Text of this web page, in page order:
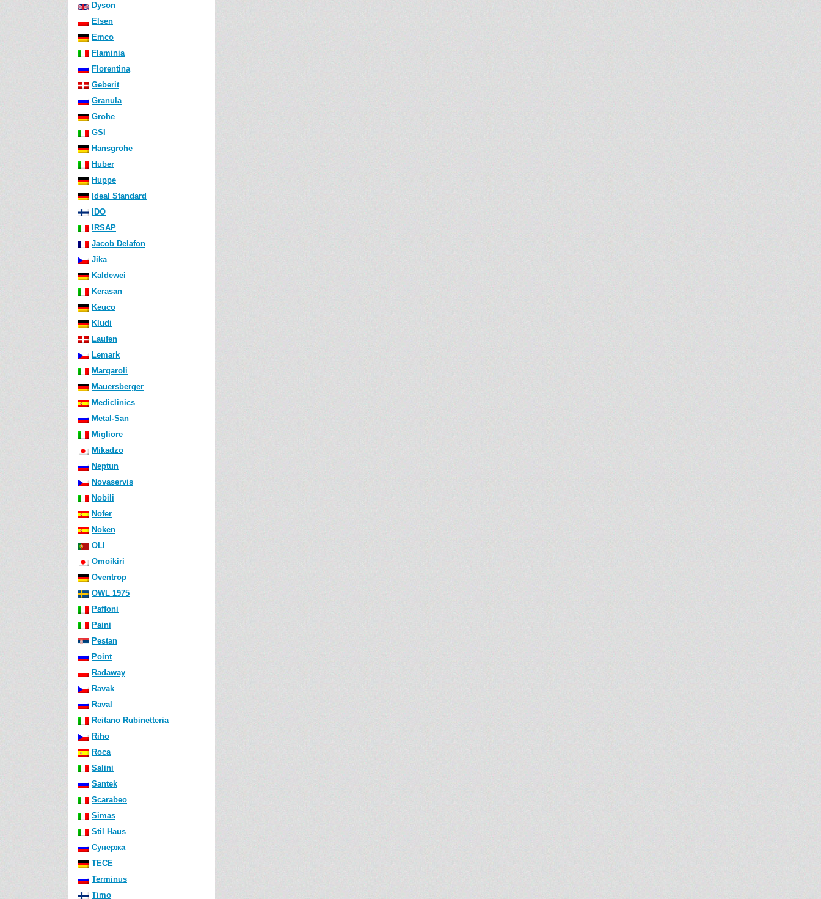
Dyson
Elsen
Emco
Flaminia
Florentina
Geberit
Granula
Grohe
GSI
Hansgrohe
Huber
Huppe
Ideal Standard
IDO
IRSAP
Jacob Delafon
Jika
Kaldewei
Kerasan
Keuco
Kludi
Laufen
Lemark
Margaroli
Mauersberger
Mediclinics
Metal-San
Migliore
Mikadzo
Neptun
Novaservis
Nobili
Nofer
Noken
OLI
Omoikiri
Oventrop
OWL 1975
Paffoni
Paini
Pestan
Point
Radaway
Ravak
Raval
Reitano Rubinetteria
Riho
Roca
Salini
Santek
Scarabeo
Simas
Stil Haus
Сунержа
TECE
Terminus
Timo